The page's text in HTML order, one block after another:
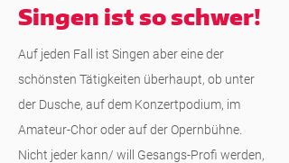
Singen ist so schwer!
Auf jeden Fall ist Singen aber eine der
schönsten Tätigkeiten überhaupt, ob unter
der Dusche, auf dem Konzertpodium, im
Amateur-Chor oder auf der Opernbühne.
Nicht jeder kann/ will Gesangs-Profi werden,